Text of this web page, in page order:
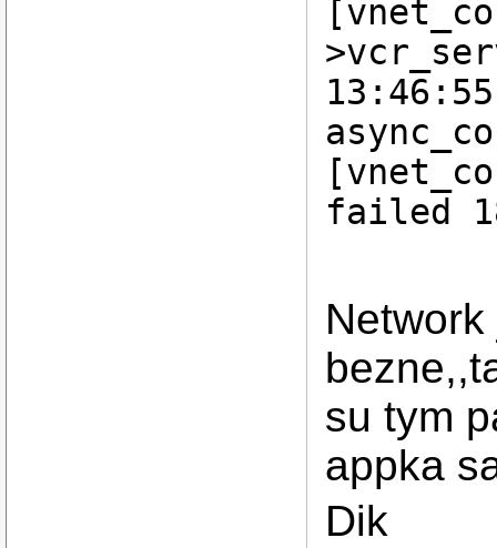
failed
su tym
appka
Dik